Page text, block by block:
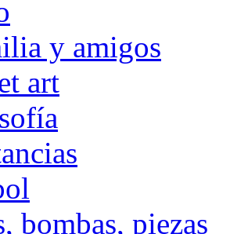
y amigos
art
bombas, piezas